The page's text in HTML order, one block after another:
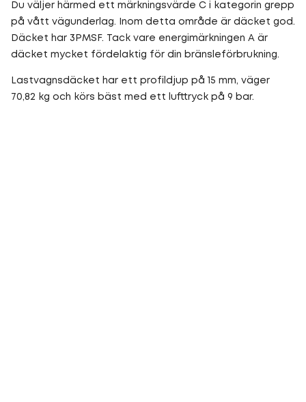
Du väljer härmed ett märkningsvärde C i kategorin grepp
på vått vägunderlag. Inom detta område är däcket god.
Däcket har 3PMSF. Tack vare energimärkningen A är
däcket mycket fördelaktig för din bränsleförbrukning.
Lastvagnsdäcket har ett profildjup på 15 mm, väger
70,82 kg och körs bäst med ett lufttryck på 9 bar.